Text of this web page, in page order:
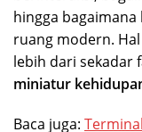
hingga
ruang modern.
lebih dari
miniatur
Baca juga: